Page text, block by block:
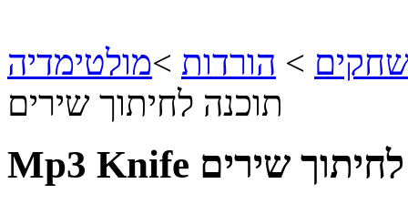
> הורדות >מולטימדיה
תוכנה לחיתוך שירים